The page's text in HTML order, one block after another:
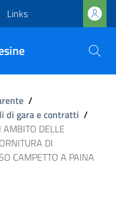
Links
/
di gara e contratti /
DELLE
DI
CAMPETTO A PAINA